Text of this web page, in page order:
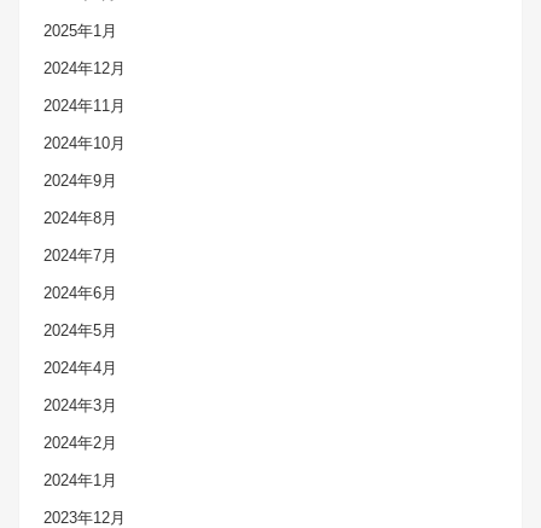
2025年1月
2024年12月
2024年11月
2024年10月
2024年9月
2024年8月
2024年7月
2024年6月
2024年5月
2024年4月
2024年3月
2024年2月
2024年1月
2023年12月